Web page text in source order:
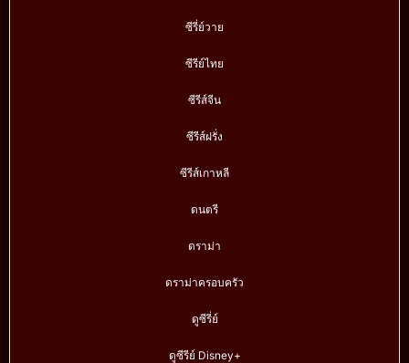
ซีรี่ย์วาย
ซีรีย์ไทย
ซีรีส์จีน
ซีรีส์ฝรั่ง
ซีรีส์เกาหลี
ดนตรี
ดราม่า
ดราม่าครอบครัว
ดูซีรี่ย์
ดูซีรีย์ Disney+